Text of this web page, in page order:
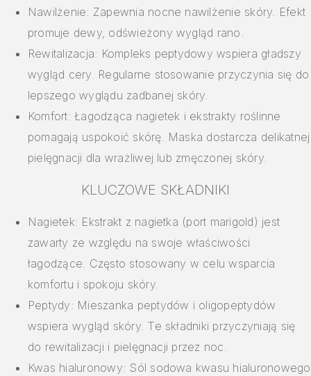
Nawilżenie: Zapewnia nocne nawilżenie skóry. Efekt
promuje dewy, odświeżony wygląd rano.
Rewitalizacja: Kompleks peptydowy wspiera gładszy
wygląd cery. Regularne stosowanie przyczynia się do
lepszego wyglądu zadbanej skóry.
Komfort: Łagodząca nagietek i ekstrakty roślinne
pomagają uspokoić skórę. Maska dostarcza delikatnej
pielęgnacji dla wrażliwej lub zmęczonej skóry.
KLUCZOWE SKŁADNIKI
Nagietek: Ekstrakt z nagietka (port marigold) jest
zawarty ze względu na swoje właściwości
łagodzące. Często stosowany w celu wsparcia
komfortu i spokoju skóry.
Peptydy: Mieszanka peptydów i oligopeptydów
wspiera wygląd skóry. Te składniki przyczyniają się
do rewitalizacji i pielęgnacji przez noc.
Kwas hialuronowy: Sól sodowa kwasu hialuronowego